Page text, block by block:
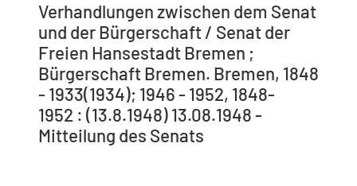
Verhandlungen zwischen dem Senat
und der Bürgerschaft / Senat der
Freien Hansestadt Bremen ;
Bürgerschaft Bremen. Bremen, 1848
- 1933(1934); 1946 - 1952, 1848-
1952 : (13.8.1948) 13.08.1948 -
Mitteilung des Senats